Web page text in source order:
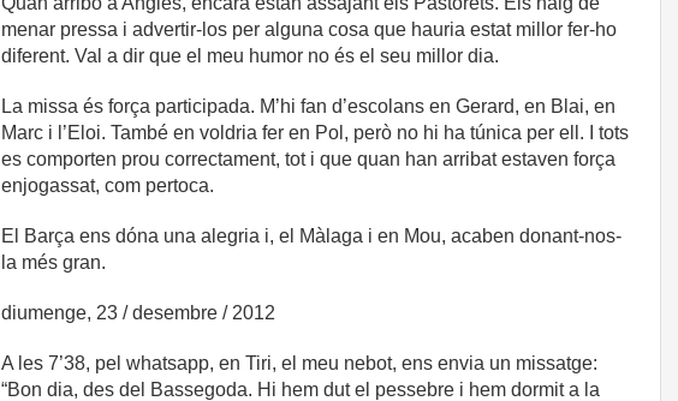
menar pressa i advertir-los per alguna cosa que hauria estat millor fer-ho
diferent. Val a dir que el meu humor no és el seu millor dia.
La missa és força participada. M’hi fan d’escolans en Gerard, en Blai, en
Marc i l’Eloi. També en voldria fer en Pol, però no hi ha túnica per ell. I tots
es comporten prou correctament, tot i que quan han arribat estaven força
enjogassat, com pertoca.
El Barça ens dóna una alegria i, el Màlaga i en Mou, acaben donant-nos-
la més gran.
diumenge, 23 / desembre / 2012
A les 7’38, pel whatsapp, en Tiri, el meu nebot, ens envia un missatge:
“Bon dia, des del Bassegoda. Hi hem dut el pessebre i hem dormit a la